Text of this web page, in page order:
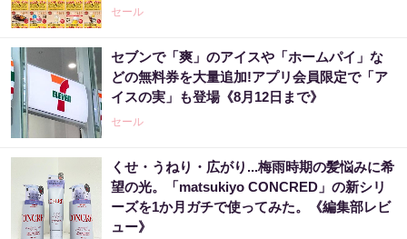
セール
セブンで「爽」のアイスや「ホームパイ」な
どの無料券を大量追加!アプリ会員限定で「ア
イスの実」も登場《8月12日まで》
セール
くせ・うねり・広がり...梅雨時期の髪悩みに希
望の光。「matsukiyo CONCRED」の新シリ
ーズを1か月ガチで使ってみた。《編集部レビ
ュー》